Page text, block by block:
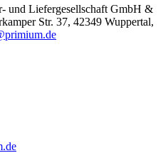
und Liefergesellschaft GmbH &
Str. 37, 42349 Wuppertal,